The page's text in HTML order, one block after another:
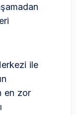
ile
en zor